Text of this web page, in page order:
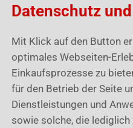
Hier erfährst du alle
Aufträge
Datenschutz
Mit Klick auf den Button
optimales Webseiten-
Einkaufsprozesse zu
für den Betrieb der Seite
Dienstleistungen und
sowie solche, die